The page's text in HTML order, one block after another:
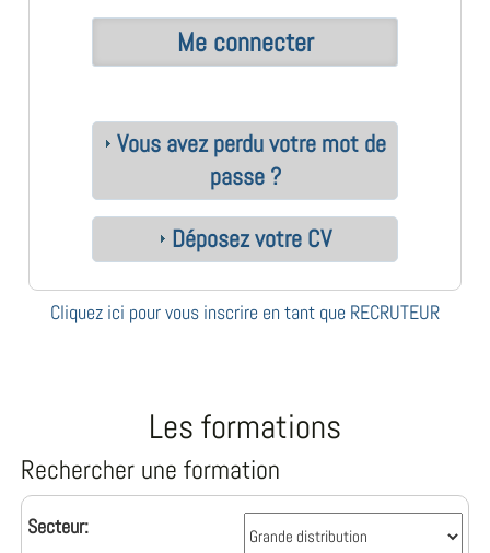
Vous avez perdu votre mot de
passe ?
Déposez votre CV
Cliquez ici pour vous inscrire en tant que RECRUTEUR
Les formations
Rechercher une formation
Secteur: